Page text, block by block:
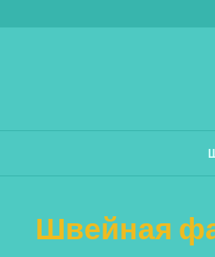
Швейная